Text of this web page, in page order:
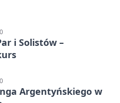
i Solistów –
Argentyńskiego w